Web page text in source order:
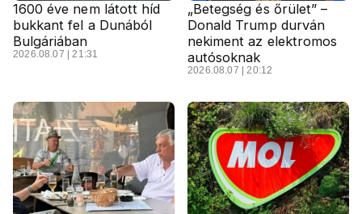
1600 éve nem látott híd
bukkant fel a Dunából
Bulgáriában
2026.08.07 | 21:31
„Betegség és őrület” –
Donald Trump durván
nekiment az elektromos
autósoknak
2026.08.07 | 20:12